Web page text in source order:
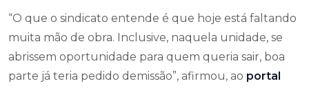
“O que o sindicato entende é que hoje está faltando
muita mão de obra. Inclusive, naquela unidade, se
abrissem oportunidade para quem queria sair, boa
parte já teria pedido demissão”, afirmou, ao portal